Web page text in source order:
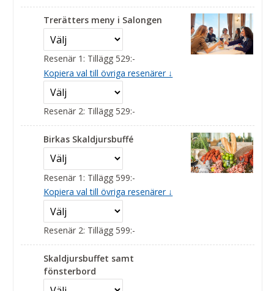
Trerätters meny i Salongen
Resenär 1: Tillägg 529:-
Kopiera val till övriga resenärer ↓
Resenär 2: Tillägg 529:-
Birkas Skaldjursbuffé
Resenär 1: Tillägg 599:-
Kopiera val till övriga resenärer ↓
Resenär 2: Tillägg 599:-
Skaldjursbuffet samt
fönsterbord